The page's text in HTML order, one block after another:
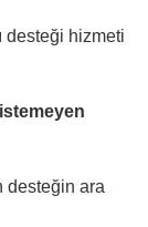
desteği hizmeti
desteğin ara